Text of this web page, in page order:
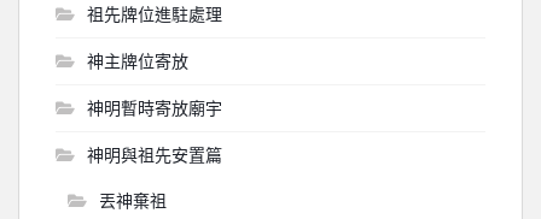
祖先牌位進駐處理
神主牌位寄放
神明暫時寄放廟宇
神明與祖先安置篇
丟神棄祖